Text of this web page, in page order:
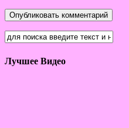
Лучшее Видео